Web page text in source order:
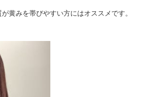
黄みを帯びやすい方にはオススメです。